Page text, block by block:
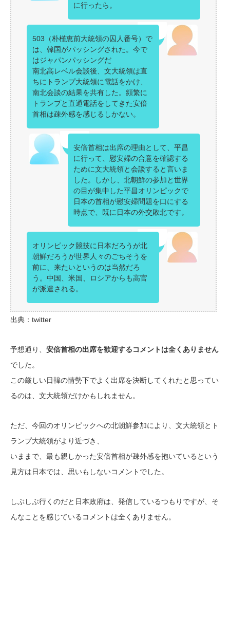
に行ったら。
503（朴槿恵前大統領の囚人番号）で
は、韓国がパッシングされた。今で
はジャパンパッシングだ
南北高レベル会談後、文大統領は直
ちにトランプ大統領に電話をかけ、
南北会談の結果を共有した。頻繁に
トランプと直通電話をしてきた安倍
首相は疎外感を感じるしかない。
安倍首相は出席の理由として、平昌
に行って、慰安婦の合意を確認する
ために文大統領と会談すると言いま
した。しかし、北朝鮮の参加と世界
の目が集中した平昌オリンピックで
日本の首相が慰安婦問題を口にする
時点で、既に日本の外交敗北です。
オリンピック競技に日本だろうが北
朝鮮だろうが世界人々のごちそうを
前に、来たいというのは当然だろ
う。中国、米国、ロシアからも高官
が派遣される。
出典：twitter
予想通り、 安倍首相の出席を歓迎するコメントは全くありません
でした。
この厳しい日韓の情勢下でよく出席を決断してくれたと思ってい
るのは、文大統領だけかもしれません。
ただ、今回のオリンピックへの北朝鮮参加により、文大統領とト
ランプ大統領がより近づき、
いままで、最も親しかった安倍首相が疎外感を抱いているという
見方は日本では、思いもしないコメントでした。
しぶしぶ行くのだと日本政府は、発信しているつもりですが、そ
んなことを感じているコメントは全くありません。